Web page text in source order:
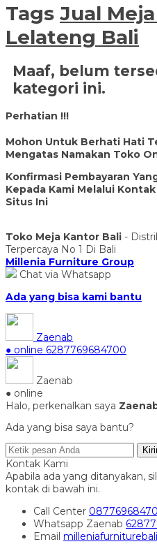
Tags Jual
Lelateng Bali
Maaf, belum
kategori ini.
Perhatian !!!
Mohon Untuk Berhati Hati
Mengatas Namakan Toko
Konfirmasi Pembayaran
Kepada Kami Melalui
Situs Ini
Toko Meja Kantor Bali -
Terpercaya No 1 Di Bali
Millenia Furniture Group
Chat via Whatsapp
Ada yang bisa kami bantu
Zaenab
● online 6287769684700
Zaenab
● online
Halo, perkenalkan saya
Ada yang bisa saya bantu?
Kontak Kami
Apabila ada yang ditanyakan,
kontak di bawah ini.
Call Center
Whatsapp Zaenab
Email